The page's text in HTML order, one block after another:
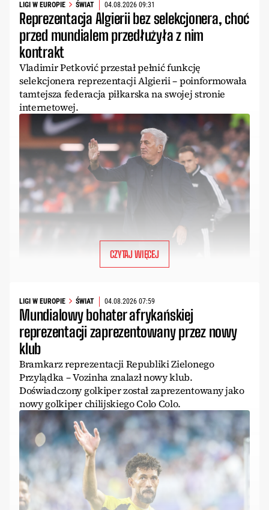
LIGI W EUROPIE ŚWIAT 04.08.2026 09:31
Reprezentacja Algierii bez selekcjonera, choć
przed mundialem przedłużyła z nim
kontrakt
Vladimir Petković przestał pełnić funkcję
selekcjonera reprezentacji Algierii – poinformowała
tamtejsza federacja piłkarska na swojej stronie
internetowej.
CZYTAJ WIĘCEJ
LIGI W EUROPIE ŚWIAT 04.08.2026 07:59
Mundialowy bohater afrykańskiej
reprezentacji zaprezentowany przez nowy
klub
Bramkarz reprezentacji Republiki Zielonego
Przylądka – Vozinha znalazł nowy klub.
Doświadczony golkiper został zaprezentowany jako
nowy golkiper chilijskiego Colo Colo.